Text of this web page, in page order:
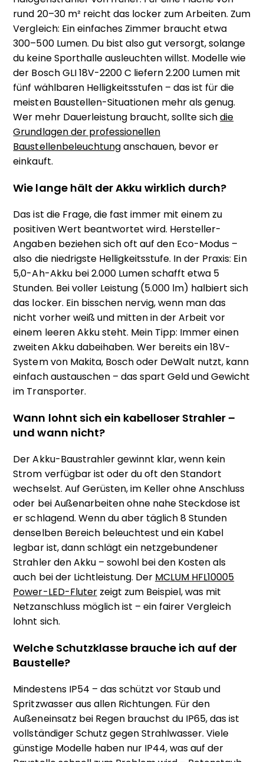
rund 20–30 m² reicht das locker zum Arbeiten. Zum
Vergleich: Ein einfaches Zimmer braucht etwa
300–500 Lumen. Du bist also gut versorgt, solange
du keine Sporthalle ausleuchten willst. Modelle wie
der Bosch GLI 18V-2200 C liefern 2.200 Lumen mit
fünf wählbaren Helligkeitsstufen – das ist für die
meisten Baustellen-Situationen mehr als genug.
Wer mehr Dauerleistung braucht, sollte sichdie
Grundlagen der professionellen
Baustellenbeleuchtunganschauen, bevor er
einkauft.
Wie lange hält der Akku wirklich durch?
Das ist die Frage, die fast immer mit einem zu
positiven Wert beantwortet wird. Hersteller-
Angaben beziehen sich oft auf den Eco-Modus –
also die niedrigste Helligkeitsstufe. In der Praxis: Ein
5,0-Ah-Akku bei 2.000 Lumen schafft etwa 5
Stunden. Bei voller Leistung (5.000 lm) halbiert sich
das locker. Ein bisschen nervig, wenn man das
nicht vorher weiß und mitten in der Arbeit vor
einem leeren Akku steht. Mein Tipp: Immer einen
zweiten Akku dabeihaben. Wer bereits ein 18V-
System von Makita, Bosch oder DeWalt nutzt, kann
einfach austauschen – das spart Geld und Gewicht
im Transporter.
Wann lohnt sich ein kabelloser Strahler –
und wann nicht?
Der Akku-Baustrahler gewinnt klar, wenn kein
Strom verfügbar ist oder du oft den Standort
wechselst. Auf Gerüsten, im Keller ohne Anschluss
oder bei Außenarbeiten ohne nahe Steckdose ist
er schlagend. Wenn du aber täglich 8 Stunden
denselben Bereich beleuchtest und ein Kabel
legbar ist, dann schlägt ein netzgebundener
Strahler den Akku – sowohl bei den Kosten als
auch bei der Lichtleistung. Der MCLUM HFL10005
Power-LED-Fluterzeigt zum Beispiel, was mit
Netzanschluss möglich ist – ein fairer Vergleich
lohnt sich.
Welche Schutzklasse brauche ich auf der
Baustelle?
Mindestens IP54 – das schützt vor Staub und
Spritzwasser aus allen Richtungen. Für den
Außeneinsatz bei Regen brauchst du IP65, das ist
vollständiger Schutz gegen Strahlwasser. Viele
günstige Modelle haben nur IP44, was auf der